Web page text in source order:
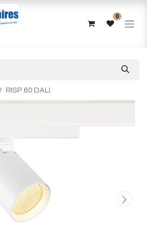
0
RISP 60 DALI